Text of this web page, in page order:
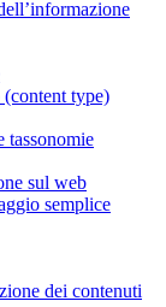
type)
tassonomie
sul web
semplice
dei contenuti